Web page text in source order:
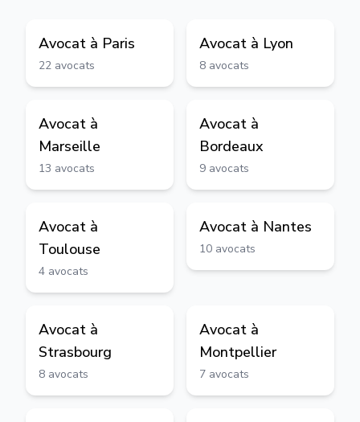
Avocat à Paris
22 avocats
Avocat à Lyon
8 avocats
Avocat à
Marseille
13 avocats
Avocat à
Bordeaux
9 avocats
Avocat à
Toulouse
4 avocats
Avocat à Nantes
10 avocats
Avocat à
Strasbourg
8 avocats
Avocat à
Montpellier
7 avocats